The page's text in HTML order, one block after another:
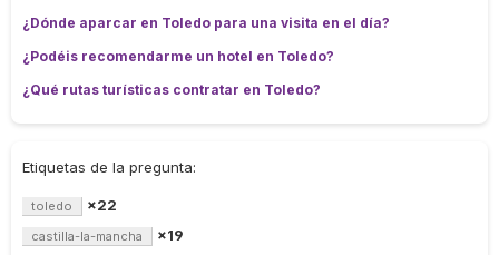
¿Dónde aparcar en Toledo para una visita en el día?
¿Podéis recomendarme un hotel en Toledo?
¿Qué rutas turísticas contratar en Toledo?
Etiquetas de la pregunta:
toledo ×22
castilla-la-mancha ×19